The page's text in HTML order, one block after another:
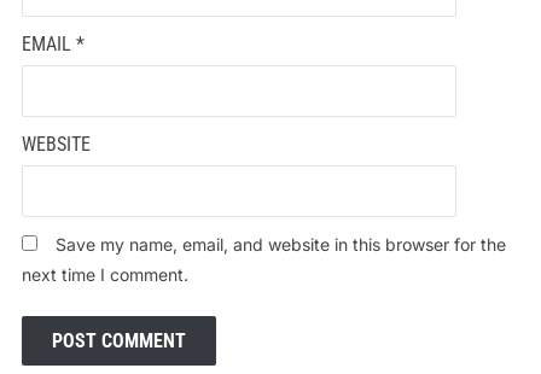
EMAIL *
WEBSITE
Save my name, email, and website in this browser for the
next time I comment.